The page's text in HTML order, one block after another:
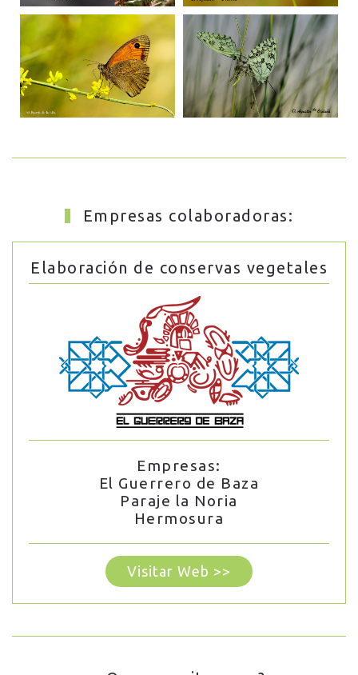
Empresas colaboradoras:
Elaboración de conservas vegetales
Empresas:
El Guerrero de Baza
Paraje la Noria
Hermosura
Visitar Web >>